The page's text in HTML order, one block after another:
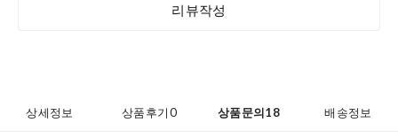
리뷰작성
상세정보 상품후기0 상품문의18 배송정보